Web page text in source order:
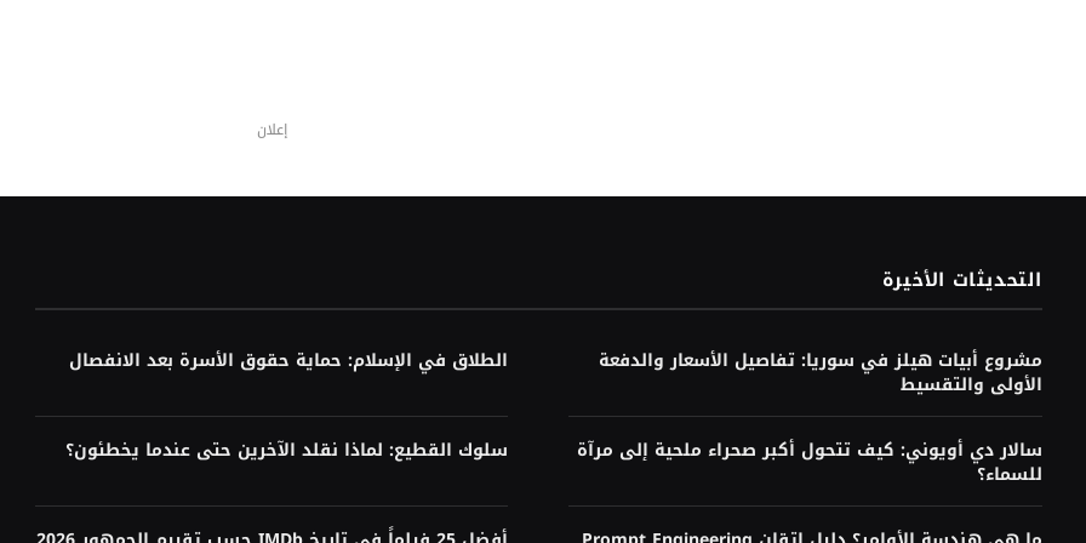
إعلان
التحديثات الأخيرة
مشروع أبيات هيلز في سوريا: تفاصيل الأسعار والدفعة
الأولى والتقسيط
الطلاق في الإسلام: حماية حقوق الأسرة بعد الانفصال
سالار دي أويوني: كيف تتحول أكبر صحراء ملحية إلى مرآة
للسماء؟
سلوك القطيع: لماذا نقلد الآخرين حتى عندما يخطئون؟